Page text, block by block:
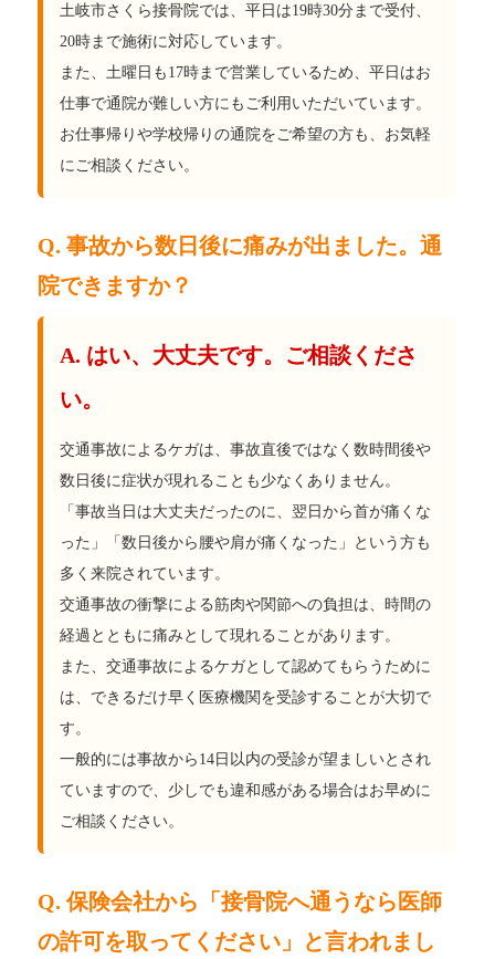
土岐市さくら接骨院では、平日は19時30分まで受付、
20時まで施術に対応しています。
また、土曜日も17時まで営業しているため、平日はお
仕事で通院が難しい方にもご利用いただいています。
お仕事帰りや学校帰りの通院をご希望の方も、お気軽
にご相談ください。
Q. 事故から数日後に痛みが出ました。通
院できますか？
A. はい、大丈夫です。ご相談くださ
い。
交通事故によるケガは、事故直後ではなく数時間後や
数日後に症状が現れることも少なくありません。
「事故当日は大丈夫だったのに、翌日から首が痛くな
った」「数日後から腰や肩が痛くなった」という方も
多く来院されています。
交通事故の衝撃による筋肉や関節への負担は、時間の
経過とともに痛みとして現れることがあります。
また、交通事故によるケガとして認めてもらうために
は、できるだけ早く医療機関を受診することが大切で
す。
一般的には事故から14日以内の受診が望ましいとされ
ていますので、少しでも違和感がある場合はお早めに
ご相談ください。
Q. 保険会社から「接骨院へ通うなら医師
の許可を取ってください」と言われまし